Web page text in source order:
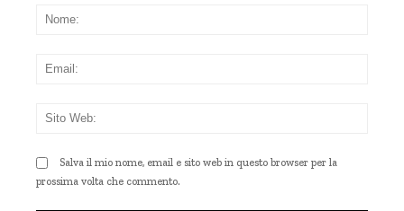
Salva il mio nome, email e sito web in questo browser per la
prossima volta che commento.